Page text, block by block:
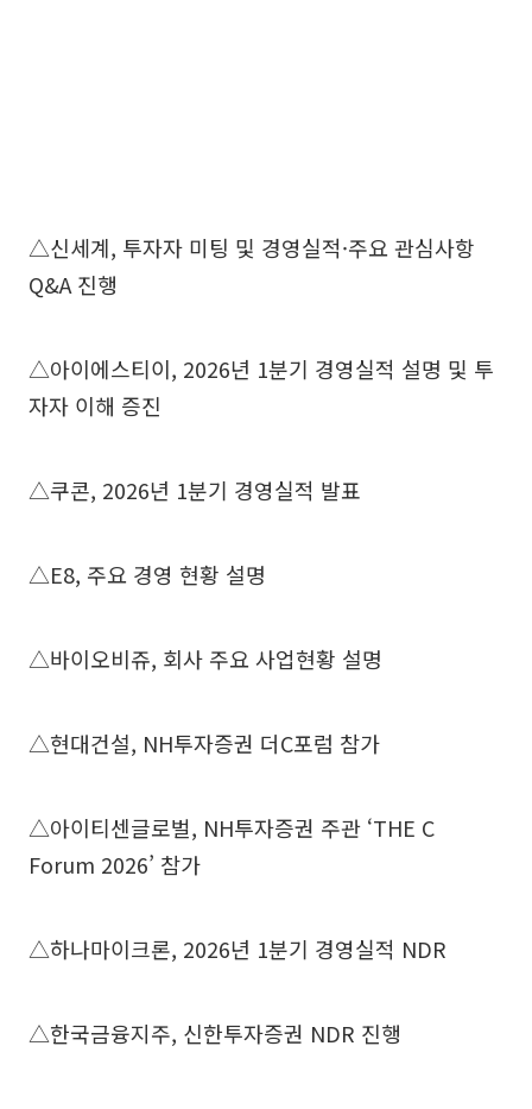
△신세계, 투자자 미팅 및 경영실적·주요 관심사항
Q&A 진행
△아이에스티이, 2026년 1분기 경영실적 설명 및 투
자자 이해 증진
△쿠콘, 2026년 1분기 경영실적 발표
△E8, 주요 경영 현황 설명
△바이오비쥬, 회사 주요 사업현황 설명
△현대건설, NH투자증권 더C포럼 참가
△아이티센글로벌, NH투자증권 주관 ‘THE C
Forum 2026’ 참가
△하나마이크론, 2026년 1분기 경영실적 NDR
△한국금융지주, 신한투자증권 NDR 진행